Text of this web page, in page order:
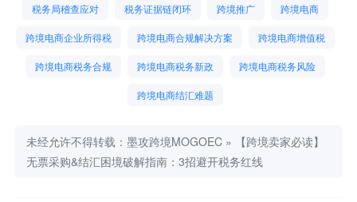
税务局稽查应对 税务证据链闭环 跨境推广 跨境电商
跨境电商企业所得税 跨境电商合规解决方案 跨境电商增值税
跨境电商税务合规 跨境电商税务新政 跨境电商税务风险
跨境电商结汇难题
未经允许不得转载： 墨攻跨境MOGOEC »
【跨境卖家必读】
无票采购&结汇困境破解指南：3招避开税务红线